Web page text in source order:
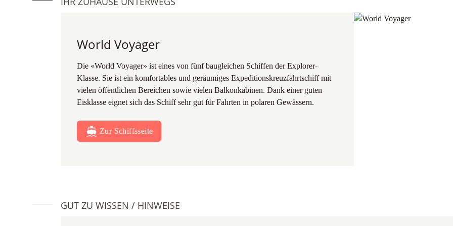
World Voyager
Die «World Voyager» ist eines von fünf baugleichen Schiffen der Explorer-
Klasse. Sie ist ein komfortables und geräumiges Expeditionskreuzfahrtschiff mit
vielen öffentlichen Bereichen sowie vielen Balkonkabinen. Dank einer guten
Eisklasse eignet sich das Schiff sehr gut für Fahrten in polaren Gewässern.
Zur Schiffsseite
GUT ZU WISSEN / HINWEISE